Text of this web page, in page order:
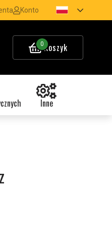
Konto
0Koszyk
Inne